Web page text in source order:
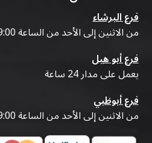
فرع البرشاء
من الاثنين إلى الأحد من الساعة 9:00 صباحًا حتى 07:00 مساءً
فرع أبو هيل
يعمل على مدار 24 ساعة
فرع أبوظبي
من الاثنين إلى الأحد من الساعة 9:00 صباحًا حتى 07:00 مساءً